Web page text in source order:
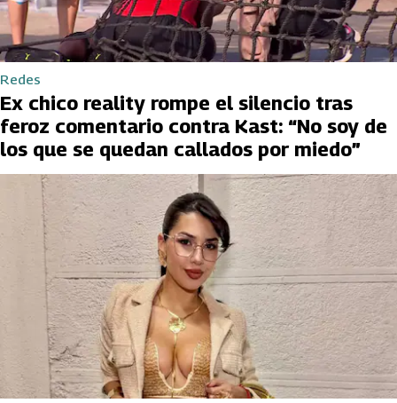
Redes
Ex chico reality rompe el silencio tras
feroz comentario contra Kast: “No soy de
los que se quedan callados por miedo”